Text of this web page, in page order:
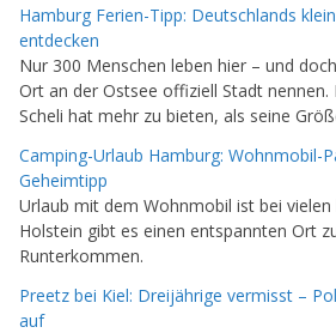
Hamburg Ferien-Tipp: Deutschlands
entdecken
Nur 300 Menschen leben hier – und
Ort an der Ostsee offiziell Stadt nennen.
Scheli hat mehr zu bieten, als seine
Camping-Urlaub Hamburg: Wohnmobil-
Geheimtipp
Urlaub mit dem Wohnmobil ist bei vielen
Holstein gibt es einen entspannten Ort
Runterkommen.
Preetz bei Kiel: Dreijährige vermisst –
auf